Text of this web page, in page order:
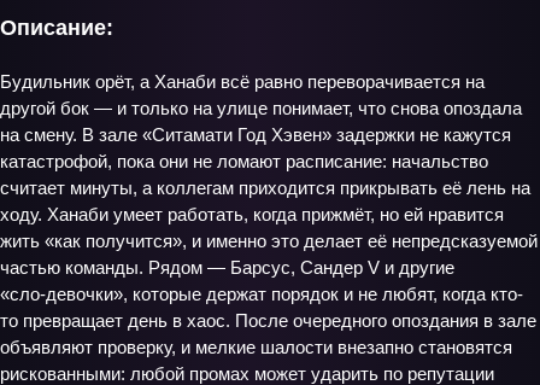
Описание:
Будильник орёт, а Ханаби всё равно переворачивается на
другой бок — и только на улице понимает, что снова опоздала
на смену. В зале «Ситамати Год Хэвен» задержки не кажутся
катастрофой, пока они не ломают расписание: начальство
считает минуты, а коллегам приходится прикрывать её лень на
ходу. Ханаби умеет работать, когда прижмёт, но ей нравится
жить «как получится», и именно это делает её непредсказуемой
частью команды. Рядом — Барсус, Сандер V и другие
«сло‑девочки», которые держат порядок и не любят, когда кто-
то превращает день в хаос. После очередного опоздания в зале
объявляют проверку, и мелкие шалости внезапно становятся
рискованными: любой промах может ударить по репутации